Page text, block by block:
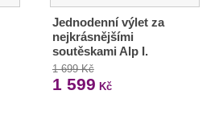
Jednodenní výlet za
nejkrásnějšími
soutěskami Alp I.
1 699 Kč
1 599 Kč